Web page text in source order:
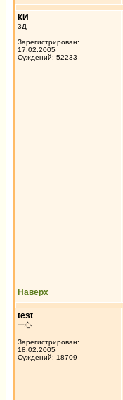
КИ
3Д
Зарегистрирован:
17.02.2005
Суждений: 52233
Наверх
test
一心
Зарегистрирован:
18.02.2005
Суждений: 18709